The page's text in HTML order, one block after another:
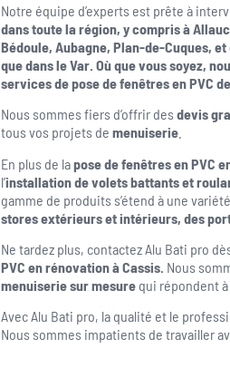
Notre équipe d’experts est prête à
dans toute la région, y compris à
Bédoule, Aubagne, Plan-de-Cuques, et
que dans le Var. Où que vous soyez,
services de pose de fenêtres en PVC
Nous sommes fiers d’offrir des devis
tous vos projets de menuiserie
En plus de lapose de fenêtres en PVC
l’installation de volets battants et
gamme de produits s’étend à une
stores extérieurs et intérieurs, des
Ne tardez plus, contactez Alu Bati pro
PVC en rénovation à Cassis. Nous
menuiserie sur mesure qui répondent
Avec Alu Bati pro, la qualité et le
Nous sommes impatients de travailler